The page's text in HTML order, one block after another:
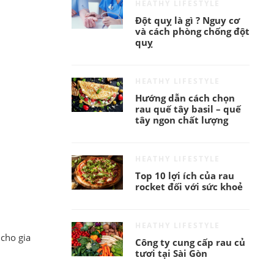
gia
Đột quỵ là gì ? Nguy cơ
và cách phòng chống đột
quỵ
Hướng dẫn cách chọn
rau quế tây basil – quế
tây ngon chất lượng
Top 10 lợi ích của rau
rocket đối với sức khoẻ
Công ty cung cấp rau củ
tươi tại Sài Gòn